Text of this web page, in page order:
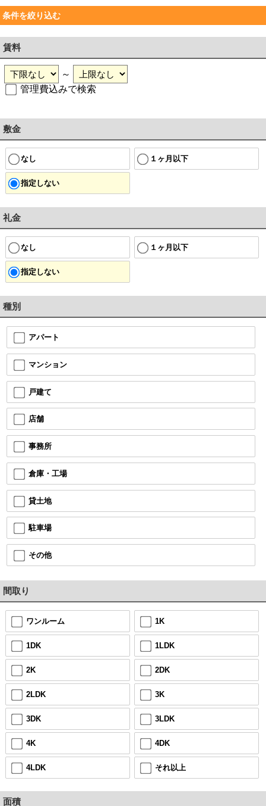
条件を絞り込む
賃料
～
管理費込みで検索
敷金
なし １ヶ月以下
指定しない
礼金
なし １ヶ月以下
指定しない
種別
アパート
マンション
戸建て
店舗
事務所
倉庫・工場
貸土地
駐車場
その他
間取り
ワンルーム 1K
1DK 1LDK
2K 2DK
2LDK 3K
3DK 3LDK
4K 4DK
4LDK それ以上
面積